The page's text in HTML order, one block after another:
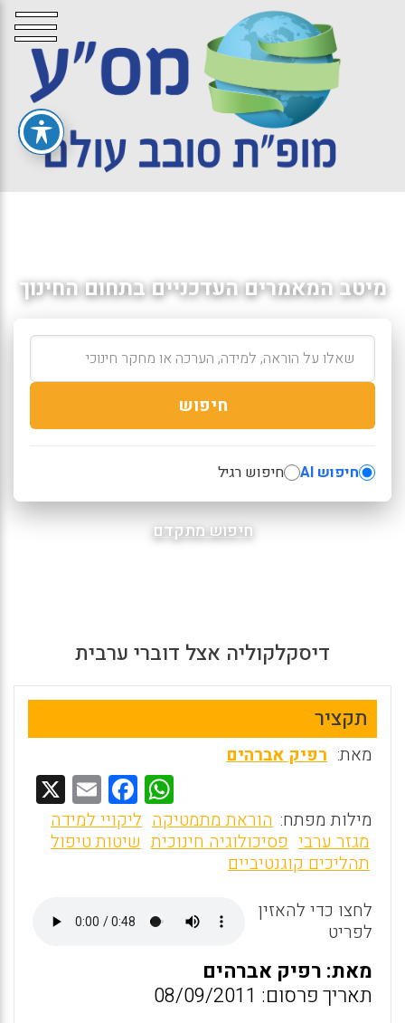
מיטב המאמרים העדכניים בתחום החינוך
חיפוש
חיפוש AI חיפוש רגיל
חיפוש מתקדם
דיסקלקוליה אצל דוברי ערבית
תקציר
מאת: רפיק אברהים
W
h
at
A
p
F
a
ce
o
o
E
m
ai
מילות מפתח: הוראת מתמטיקה ליקויי למידה
מגזר ערבי פסיכולוגיה חינוכית שיטות טיפול
תהליכים קוגנטיביים
לחצו כדי להאזין
לפריט
מאת: רפיק אברהים
תאריך פרסום: 08/09/2011